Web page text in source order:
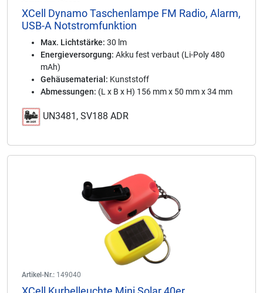
XCell Dynamo Taschenlampe FM Radio, Alarm,
USB-A Notstromfunktion
Max. Lichtstärke: 30 lm
Energieversorgung: Akku fest verbaut (Li-Poly 480
mAh)
Gehäusematerial: Kunststoff
Abmessungen: (L x B x H) 156 mm x 50 mm x 34 mm
UN3481, SV188 ADR
Artikel-Nr.: 149040